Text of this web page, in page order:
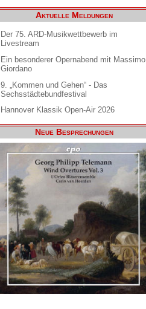
Aktuelle Meldungen
Der 75. ARD-Musikwettbewerb im
Livestream
Ein besonderer Opernabend mit Massimo
Giordano
9. „Kommen und Gehen“ - Das
Sechsstädtebundfestival
Hannover Klassik Open-Air 2026
Neue Besprechungen